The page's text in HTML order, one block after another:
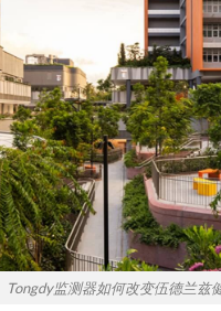
Tongdy监测器如何改变伍德兰兹